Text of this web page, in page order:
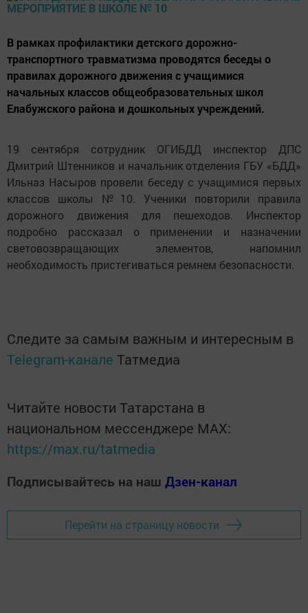
В рамках профилактики детского дорожно-
транспортного травматизма проводятся беседы о
правилах дорожного движения с учащимися
начальных классов общеобразовательных школ
Елабужского района и дошкольных учреждений.
19 сентября сотрудник ОГИБДД инспектор ДПС
Дмитрий Штенников и начальник отделения ГБУ «БДД»
Ильназ Насыров провели беседу с учащимися первых
классов школы №10. Ученики повторили правила
дорожного движения для пешеходов. Инспектор
подробно рассказал о применении и назначении
световозвращающих элементов, напомнил
необходимость пристегиваться ремнем безопасности.
Следите за самым важным и интересным в
Telegram-канале Татмедиа
Читайте новости Татарстана в
национальном мессенджере MАХ:
https://max.ru/tatmedia
Подписывайтесь на наш Дзен-канал
Перейти на страницу новости